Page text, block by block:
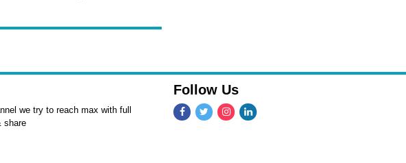
we try to reach max with full
share
Follow Us